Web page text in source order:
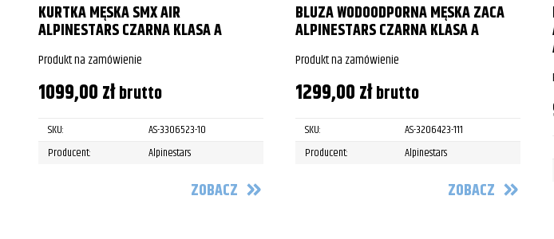
KURTKA MĘSKA SMX AIR
ALPINESTARS CZARNA KLASA A
Produkt na zamówienie
1099,00złbrutto
SKU:
AS-3306523-10
Producent:
Alpinestars
ZOBACZ
BLUZA WODOODPORNA MĘSKA ZACA
ALPINESTARS CZARNA KLASA A
Produkt na zamówienie
1299,00złbrutto
SKU:
AS-3206423-111
Producent:
Alpinestars
ZOBACZ